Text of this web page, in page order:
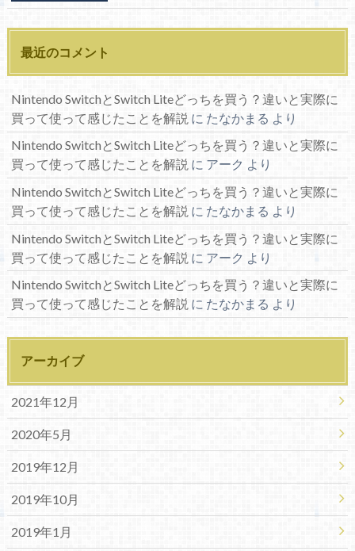
最近のコメント
Nintendo SwitchとSwitch Liteどっちを買う？違いと実際に
買って使って感じたことを解説 に たなかまる より
Nintendo SwitchとSwitch Liteどっちを買う？違いと実際に
買って使って感じたことを解説 に アーク より
Nintendo SwitchとSwitch Liteどっちを買う？違いと実際に
買って使って感じたことを解説 に たなかまる より
Nintendo SwitchとSwitch Liteどっちを買う？違いと実際に
買って使って感じたことを解説 に アーク より
Nintendo SwitchとSwitch Liteどっちを買う？違いと実際に
買って使って感じたことを解説 に たなかまる より
アーカイブ
2021年12月
2020年5月
2019年12月
2019年10月
2019年1月